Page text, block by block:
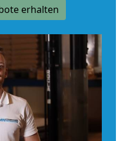
erhalten